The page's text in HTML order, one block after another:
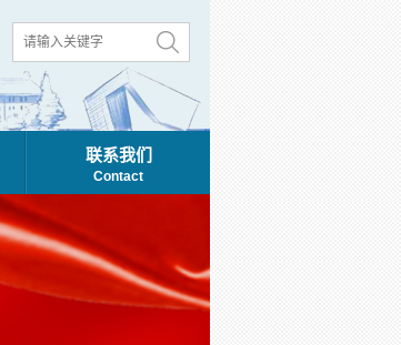
联系我们
Contact